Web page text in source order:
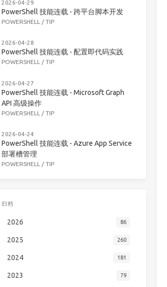
2026-04-29
PowerShell 技能连载 - 跨平台脚本开发
POWERSHELL / TIP
2026-04-28
PowerShell 技能连载 - 配置即代码实践
POWERSHELL / TIP
2026-04-27
PowerShell 技能连载 - Microsoft Graph
API 高级操作
POWERSHELL / TIP
2026-04-24
PowerShell 技能连载 - Azure App Service
部署槽管理
POWERSHELL / TIP
归档
2026 86
2025 260
2024 181
2023 79